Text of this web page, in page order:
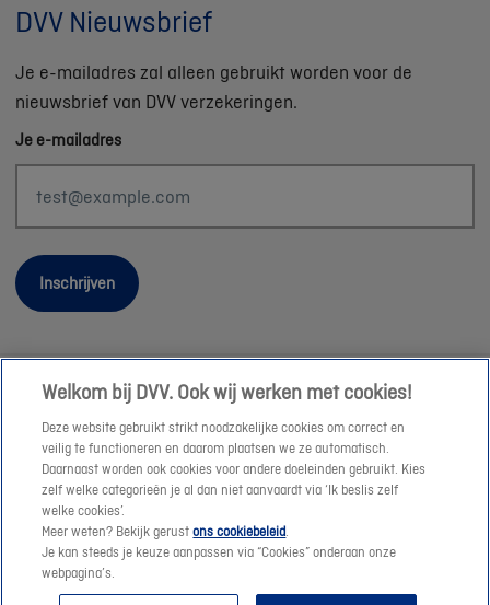
DVV Nieuwsbrief
Je e-mailadres zal alleen gebruikt worden voor de
nieuwsbrief van DVV verzekeringen.
Je e-mailadres
Inschrijven
Wettelijke informatie
Duurzaamheid
Sitemap
Onze consulenten
Jobs
Cookies
© DVV 2026
Welkom bij DVV. Ook wij werken met cookies!
Deze website gebruikt strikt noodzakelijke cookies om correct en
veilig te functioneren en daarom plaatsen we ze automatisch.
Daarnaast worden ook cookies voor andere doeleinden gebruikt. Kies
zelf welke categorieën je al dan niet aanvaardt via ‘Ik beslis zelf
welke cookies’.
Meer weten? Bekijk gerustons cookiebeleid.
Je kan steeds je keuze aanpassen via “Cookies” onderaan onze
webpagina’s.